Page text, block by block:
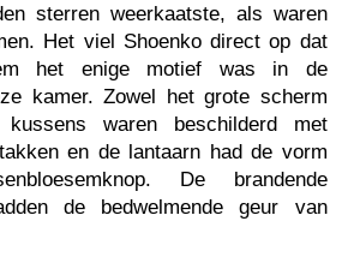
sterren weerkaatste, als waren
Het viel Shoenko direct op dat
het enige motief was in de
kamer. Zowel het grote scherm
waren beschilderd met
en de lantaarn had de vorm
De brandende
de bedwelmende geur van